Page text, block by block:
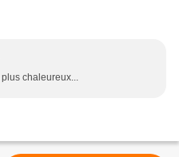
chaleureux...